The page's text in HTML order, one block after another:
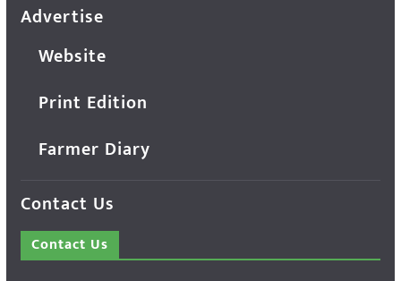
Advertise
Website
Print Edition
Farmer Diary
Contact Us
Contact Us